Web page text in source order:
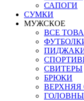
САПОГИ
СУМКИ
МУЖСКОЕ
ВСЕ
СВИТЕРЫ
БРЮКИ
ВЕРХНЯЯ